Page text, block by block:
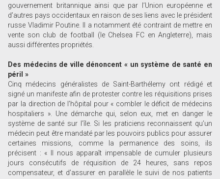
gouvernement britannique ainsi que par l’Union européenne et
d’autres pays occidentaux en raison de ses liens avec le président
russe Vladimir Poutine. Il a notamment été contraint de mettre en
vente son club de football (le Chelsea FC en Angleterre), mais
aussi différentes propriétés.
Des médecins de ville dénoncent « un système de santé en
péril »
Cinq médecins généralistes de Saint-Barthélemy ont rédigé et
signé un manifeste afin de protester contre les réquisitions prises
par la direction de l’hôpital pour « combler le déficit de médecins
hospitaliers ». Une démarche qui, selon eux, met en danger le
système de santé sur l’île. Si les praticiens reconnaissent qu’un
médecin peut être mandaté par les pouvoirs publics pour assurer
certaines missions, comme la permanence des soins, ils
précisent : « Il nous apparaît impensable de cumuler plusieurs
jours consécutifs de réquisition de 24 heures, sans repos
compensateur, et d’assurer en parallèle le suivi de nos patients